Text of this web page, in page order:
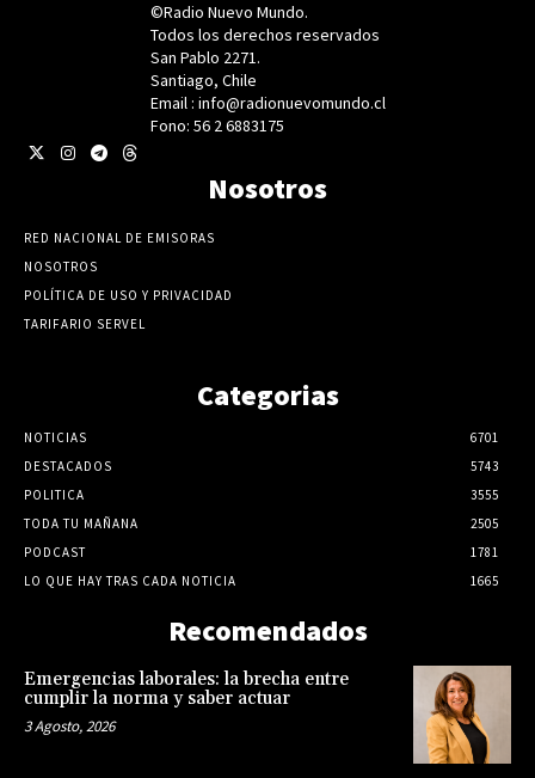
©Radio Nuevo Mundo.
Todos los derechos reservados
San Pablo 2271.
Santiago, Chile
Email : info@radionuevomundo.cl
Fono: 56 2 6883175
Nosotros
RED NACIONAL DE EMISORAS
NOSOTROS
POLÍTICA DE USO Y PRIVACIDAD
TARIFARIO SERVEL
Categorias
NOTICIAS
6701
DESTACADOS
5743
POLITICA
3555
TODA TU MAÑANA
2505
PODCAST
1781
LO QUE HAY TRAS CADA NOTICIA
1665
Recomendados
Emergencias laborales: la brecha entre
cumplir la norma y saber actuar
3 Agosto, 2026